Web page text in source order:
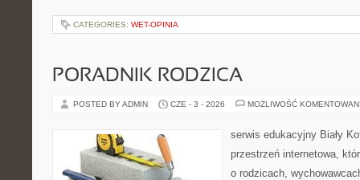
CATEGORIES: WET-OPINIA
PORADNIK RODZICA
POSTED BY ADMIN CZE - 3 - 2026 MOŻLIWOŚĆ
serwis edukacyjny Biały
przestrzeń internetowa,
o rodzicach,